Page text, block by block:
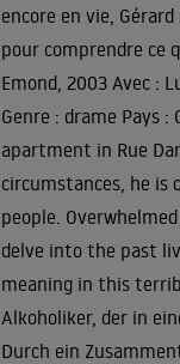
encore en vie,
pour comprendre ce
Emond, 2003 Avec :
Genre : drame Pays
apartment in Rue
circumstances, he is
people.
delve into the past
meaning in this
Alkoholiker, der in
Durch ein